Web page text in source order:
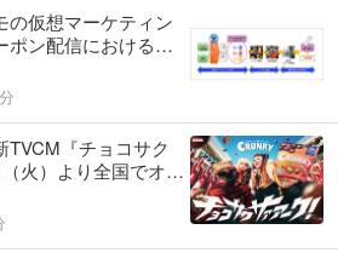
の仮想マーケティン
ポン配信におけるタ
成功
TVCM『チョコサク
火）より全国でオン
HANAのMAHINA